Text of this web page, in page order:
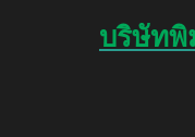
บริษัทพิ